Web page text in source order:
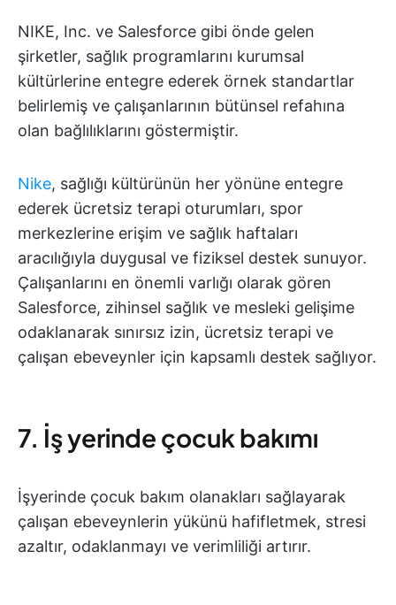
NIKE, Inc. ve Salesforce gibi önde gelen
şirketler, sağlık programlarını kurumsal
kültürlerine entegre ederek örnek standartlar
belirlemiş ve çalışanlarının bütünsel refahına
olan bağlılıklarını göstermiştir.
Nike, sağlığı kültürünün her yönüne entegre
ederek ücretsiz terapi oturumları, spor
merkezlerine erişim ve sağlık haftaları
aracılığıyla duygusal ve fiziksel destek sunuyor.
Çalışanlarını en önemli varlığı olarak gören
Salesforce, zihinsel sağlık ve mesleki gelişime
odaklanarak sınırsız izin, ücretsiz terapi ve
çalışan ebeveynler için kapsamlı destek sağlıyor.
7. İş yerinde çocuk bakımı
İşyerinde çocuk bakım olanakları sağlayarak
çalışan ebeveynlerin yükünü hafifletmek, stresi
azaltır, odaklanmayı ve verimliliği artırır.